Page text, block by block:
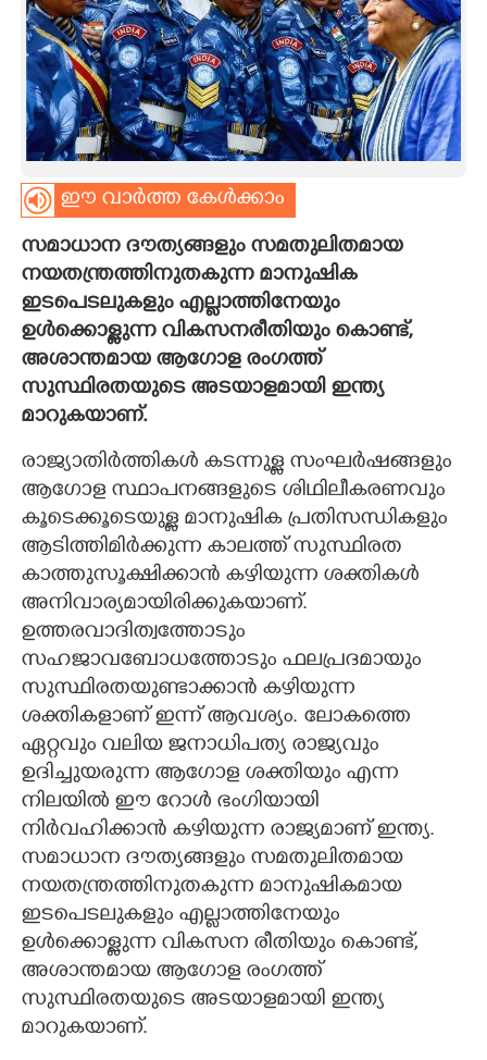
SPIRITUAL
INFO+
ART
ASTRO
CARTOONS
LITERATURE
ZOOM
CONTACT US
ഈ വാർത്ത കേൾക്കാം
സമാധാന ദൗത്യങ്ങളും സമതുലിതമായ
നയതന്ത്രത്തിനുതകുന്ന മാനുഷിക
ഇടപെടലുകളും എല്ലാത്തിനേയും
ഉൾക്കൊള്ളുന്ന വികസനരീതിയും കൊണ്ട്,
അശാന്തമായ ആഗോള രംഗത്ത്
സുസ്ഥിരതയുടെ അടയാളമായി ഇന്ത്യ
മാറുകയാണ്.
രാജ്യാതിർത്തികൾ കടന്നുള്ള സംഘർഷങ്ങളും
ആഗോള സ്ഥാപനങ്ങളുടെ ശിഥിലീകരണവും
കൂടെക്കൂടെയുള്ള മാനുഷിക പ്രതിസന്ധികളും
ആടിത്തിമിർക്കുന്ന കാലത്ത് സുസ്ഥിരത
കാത്തുസൂക്ഷിക്കാൻ കഴിയുന്ന ശക്തികൾ
അനിവാര്യമായിരിക്കുകയാണ്.
ഉത്തരവാദിത്വത്തോടും
സഹജാവബോധത്തോടും ഫലപ്രദമായും
സുസ്ഥിരതയുണ്ടാക്കാൻ കഴിയുന്ന
ശക്തികളാണ് ഇന്ന് ആവശ്യം. ലോകത്തെ
ഏറ്റവും വലിയ ജനാധിപത്യ രാജ്യവും
ഉദിച്ചുയരുന്ന ആഗോള ശക്തിയും എന്ന
നിലയിൽ ഈ റോൾ ഭംഗിയായി
നിർവഹിക്കാൻ കഴിയുന്ന രാജ്യമാണ് ഇന്ത്യ.
സമാധാന ദൗത്യങ്ങളും സമതുലിതമായ
നയതന്ത്രത്തിനുതകുന്ന മാനുഷികമായ
ഇടപെടലുകളും എല്ലാത്തിനേയും
ഉൾക്കൊള്ളുന്ന വികസന രീതിയും കൊണ്ട്,
അശാന്തമായ ആഗോള രംഗത്ത്
സുസ്ഥിരതയുടെ അടയാളമായി ഇന്ത്യ
മാറുകയാണ്.